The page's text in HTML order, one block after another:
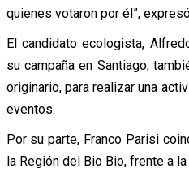
quienes votaron por él”,
El candidato ecologista,
su campaña en Santiago,
originario, para realizar una
eventos.
Por su parte, Franco Parisi
la Región del Bio Bio, frente a